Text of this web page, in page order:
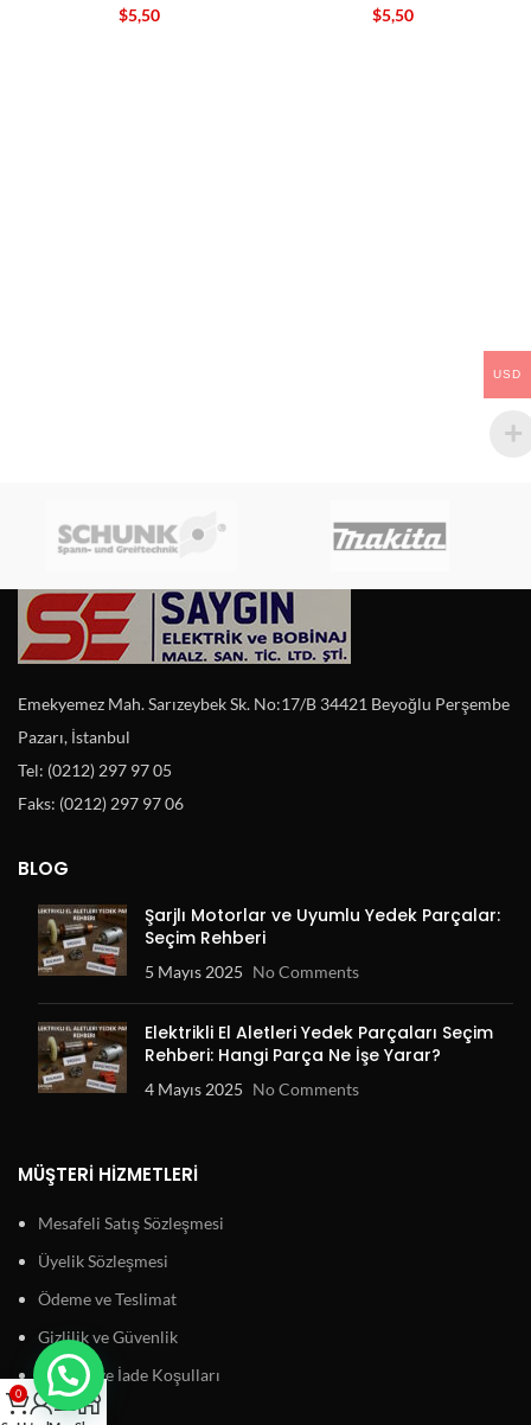
$5,50 $5,50
Emekyemez Mah. Sarızeybek Sk. No:17/B 34421 Beyoğlu Perşembe
Pazarı, İstanbul
Tel: (0212) 297 97 05
Faks: (0212) 297 97 06
BLOG
Şarjlı Motorlar ve Uyumlu Yedek Parçalar:
Seçim Rehberi
5 Mayıs 2025 No Comments
Elektrikli El Aletleri Yedek Parçaları Seçim
Rehberi: Hangi Parça Ne İşe Yarar?
4 Mayıs 2025 No Comments
MÜŞTERI HIZMETLERI
Mesafeli Satış Sözleşmesi
Üyelik Sözleşmesi
Ödeme ve Teslimat
Gizlilik ve Güvenlik
Garanti ve İade Koşulları
USD
0